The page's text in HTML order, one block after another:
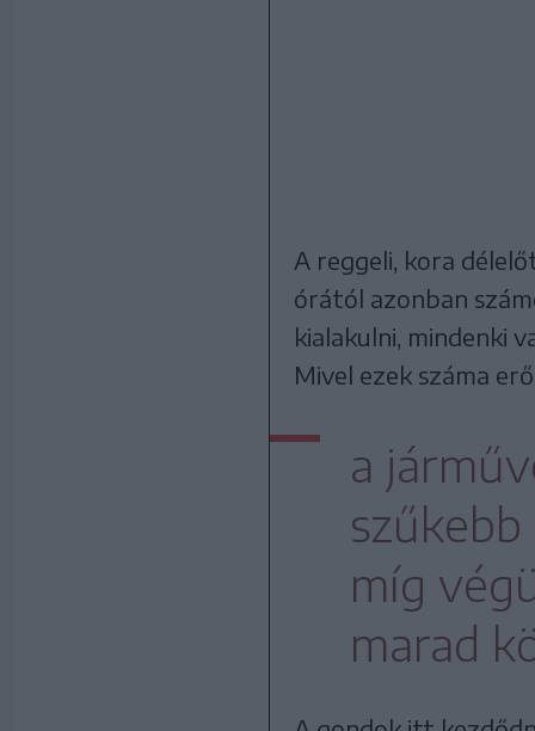
A reggeli, kora
órától azonban
kialakulni, mindenki
Mivel ezek száma
a
míg
marad